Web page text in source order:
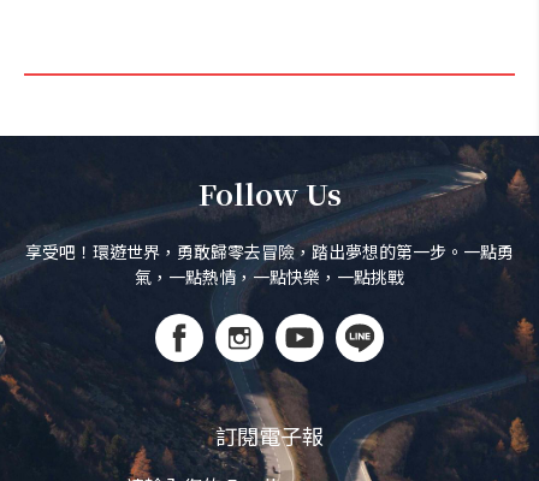
Follow Us
享受吧！環遊世界，勇敢歸零去冒險，踏出夢想的第一步。一點勇
氣，一點熱情，一點快樂，一點挑戰
訂閱電子報